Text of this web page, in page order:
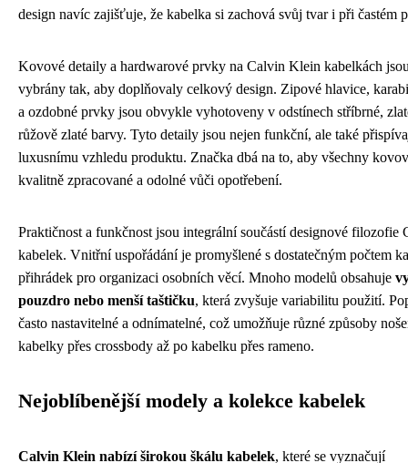
design navíc zajišťuje, že kabelka si zachová svůj tvar i při častém
Kovové detaily a hardwarové prvky na Calvin Klein kabelkách
vybrány tak, aby doplňovaly celkový design. Zipové hlavice,
a ozdobné prvky jsou obvykle vyhotoveny v odstínech stříbrné,
růžově zlaté barvy. Tyto detaily jsou nejen funkční, ale také
luxusnímu vzhledu produktu. Značka dbá na to, aby všechny
kvalitně zpracované a odolné vůči opotřebení.
Praktičnost a funkčnost jsou integrální součástí designové filozofie
kabelek. Vnitřní uspořádání je promyšlené s dostatečným počtem
přihrádek pro organizaci osobních věcí. Mnoho modelů obsahuje
pouzdro nebo menší taštičku, která zvyšuje variabilitu použití.
často nastavitelné a odnímatelné, což umožňuje různé způsoby
kabelky přes crossbody až po kabelku přes rameno.
Nejoblíbenější modely a kolekce kabelek
Calvin Klein nabízí širokou škálu kabelek, které se vyznačují